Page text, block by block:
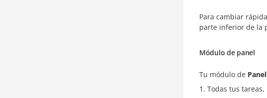
Para cambiar
parte inferior de la
Módulo de panel
Tu módulo de Panel
Todas tus